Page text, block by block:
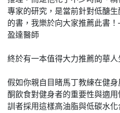
專家的研究，是當前針對低醣
的書，我樂於向大家推薦此書
盈達醫師
終於有一本值得大力推薦的華人
假如你親自目睹馬丁教練在健
酮飲食對健身者的重要性與適
訓者採用這樣高油脂與低碳水化